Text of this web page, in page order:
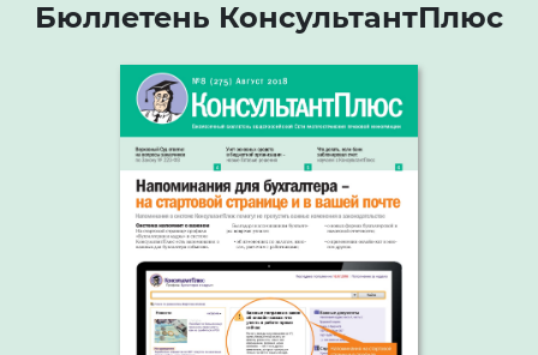
Бюллетень КонсультантПлюс